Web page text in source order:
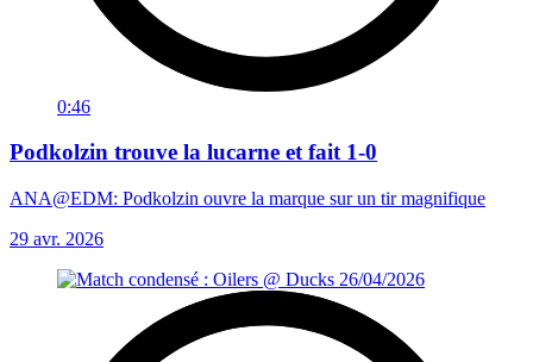
0:46
Podkolzin trouve la lucarne et fait 1-0
ANA@EDM: Podkolzin ouvre la marque sur un tir magnifique
29 avr. 2026